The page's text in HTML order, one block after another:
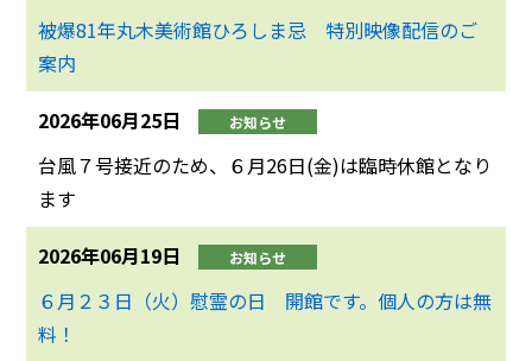
被爆81年丸木美術館ひろしま忌 特別映像配信のご
案内
2026年06月25日
お知らせ
台風７号接近のため、６月26日(金)は臨時休館となり
ます
2026年06月19日
お知らせ
６月２３日（火）慰霊の日 開館です。個人の方は無
料！